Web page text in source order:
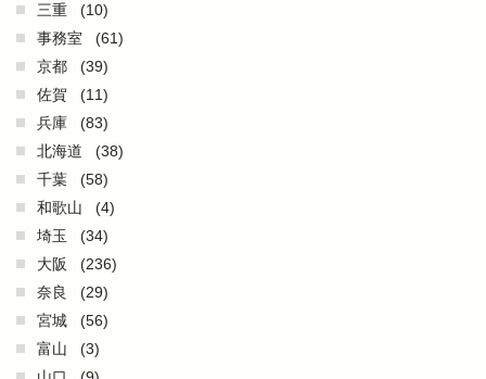
三重
(10)
事務室
(61)
京都
(39)
佐賀
(11)
兵庫
(83)
北海道
(38)
千葉
(58)
和歌山
(4)
埼玉
(34)
大阪
(236)
奈良
(29)
宮城
(56)
富山
(3)